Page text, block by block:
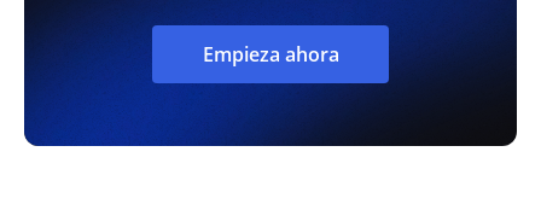
Empieza ahora